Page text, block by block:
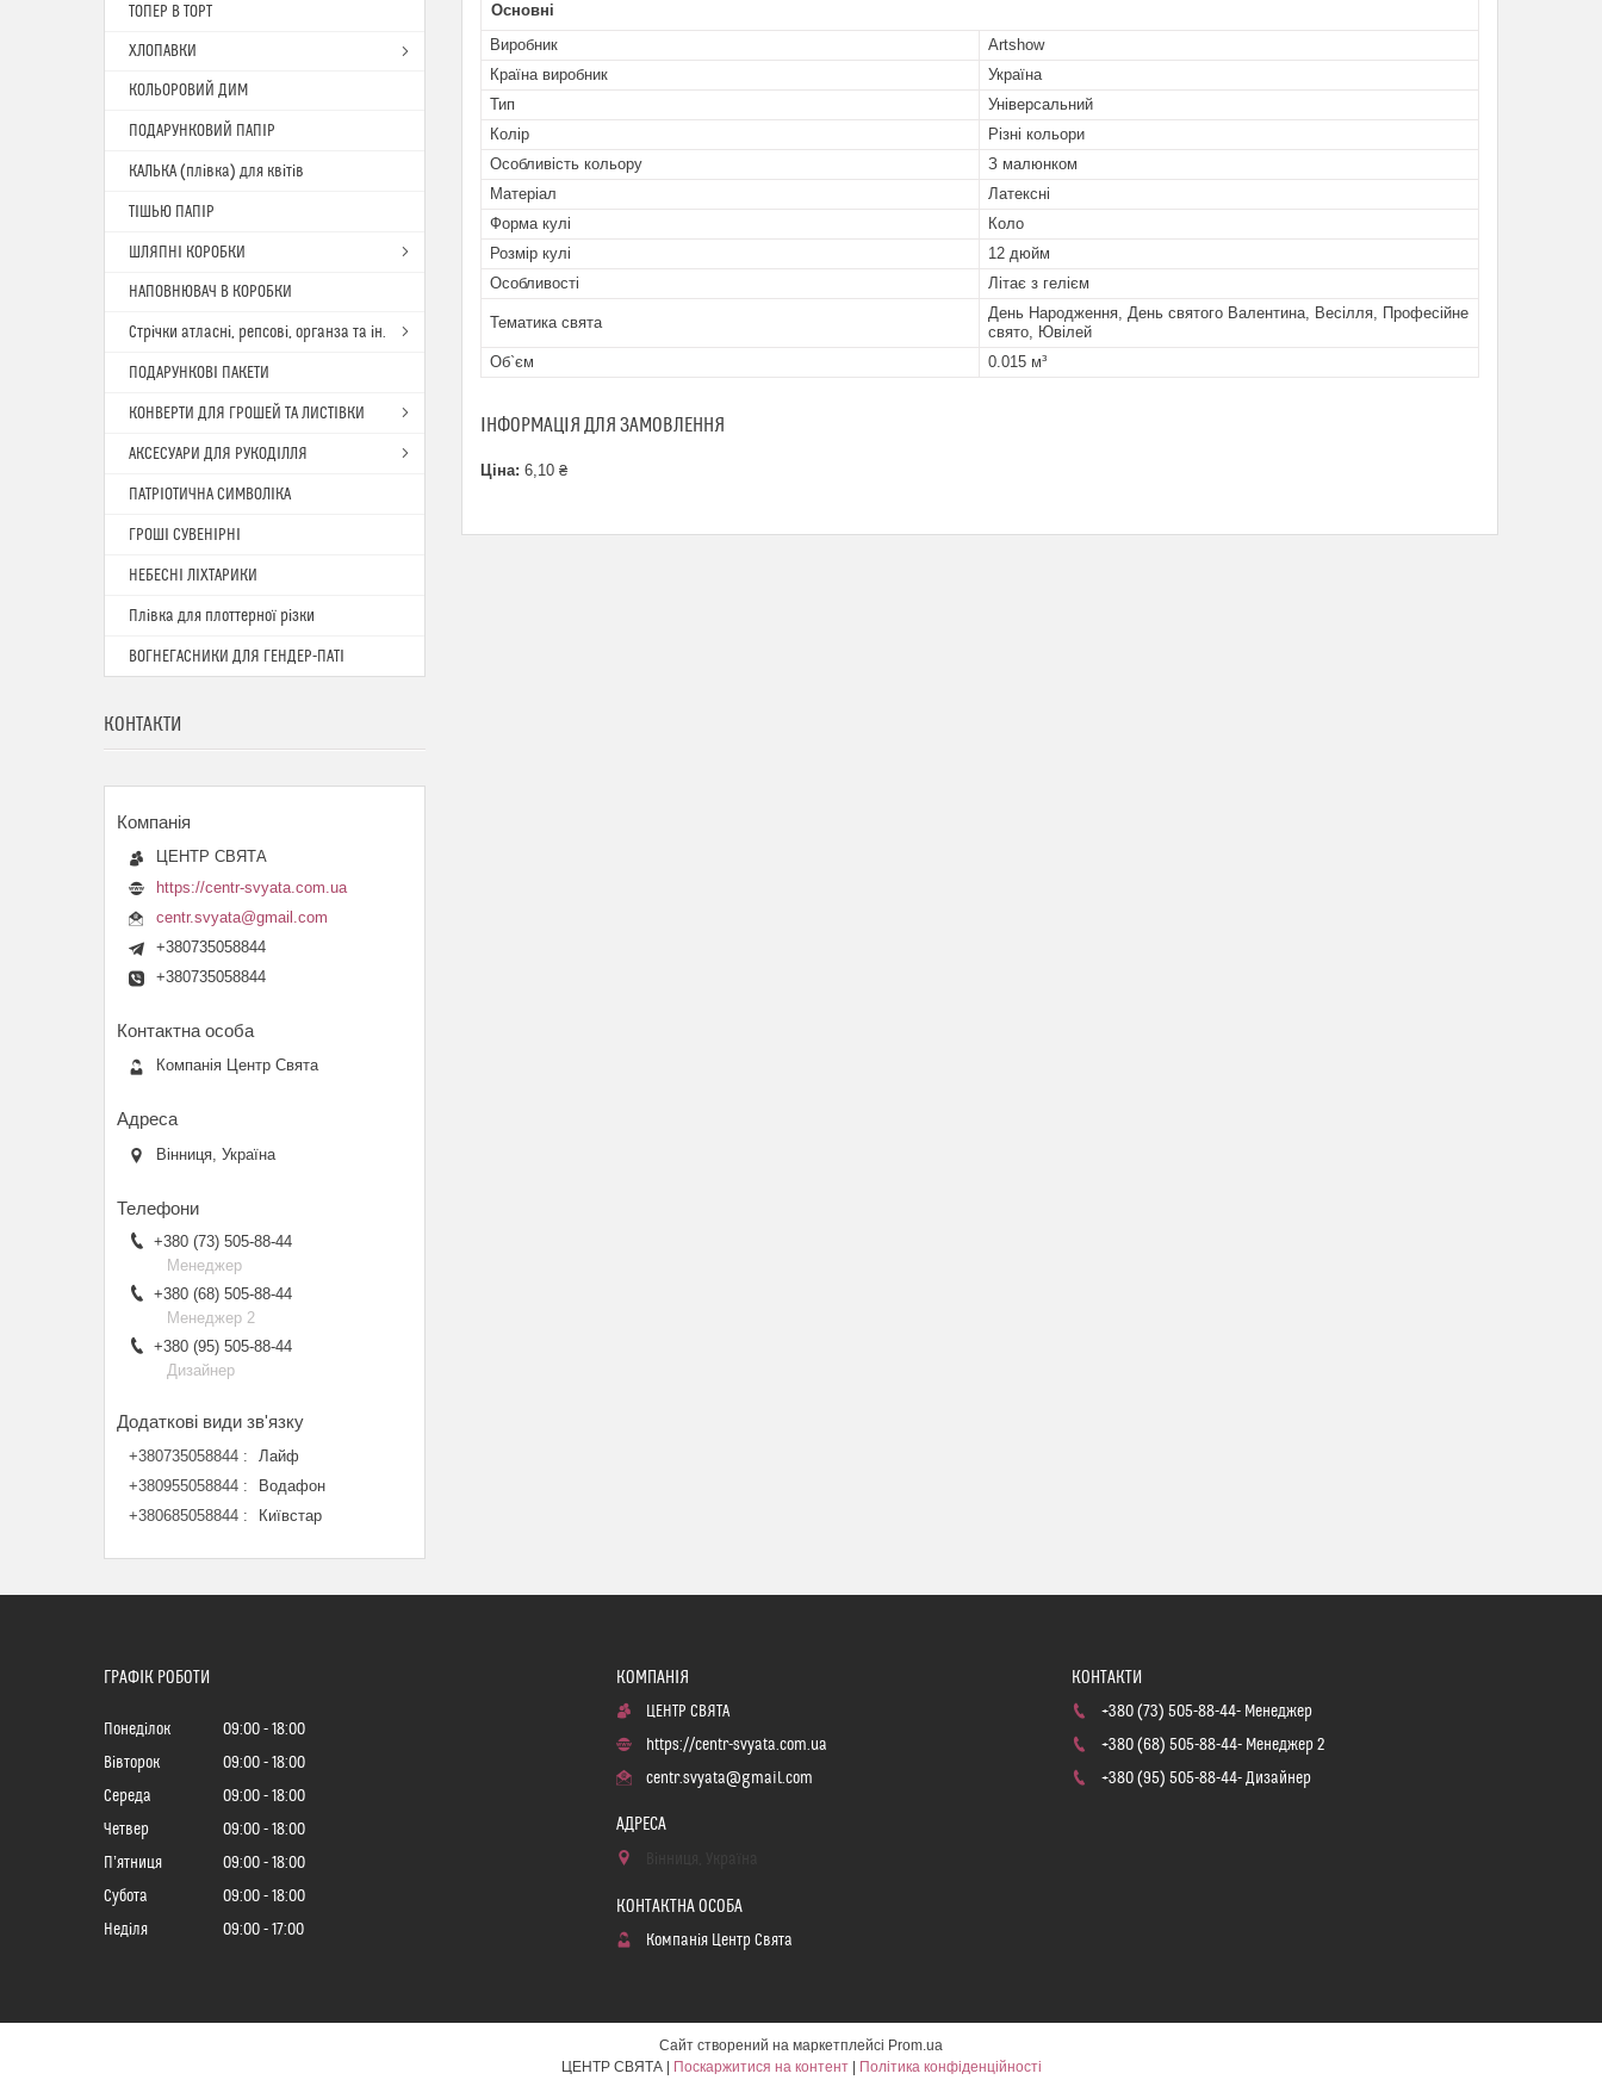
Основні
Виробник
Artshow
Країна виробник
Україна
Тип
Універсальний
Колір
Різні кольори
Особливість кольору
З малюнком
Матеріал
Латексні
Форма кулі
Коло
Розмір кулі
12 дюйм
Особливості
Літає з гелієм
Тематика свята
День Народження, День святого Валентина, Весілля, Професійне
свято, Ювілей
Об`єм
0.015 м³
ІНФОРМАЦІЯ ДЛЯ ЗАМОВЛЕННЯ
Ціна: 6,10 ₴
ТОПЕР В ТОРТ
ХЛОПАВКИ
КОЛЬОРОВИЙ ДИМ
ПОДАРУНКОВИЙ ПАПІР
КАЛЬКА (плівка) для квітів
ТІШЬЮ ПАПІР
ШЛЯПНІ КОРОБКИ
НАПОВНЮВАЧ В КОРОБКИ
Стрічки атласні, репсові, органза та ін.
ПОДАРУНКОВІ ПАКЕТИ
КОНВЕРТИ ДЛЯ ГРОШЕЙ ТА ЛИСТІВКИ
АКСЕСУАРИ ДЛЯ РУКОДІЛЛЯ
ПАТРІОТИЧНА СИМВОЛІКА
ГРОШІ СУВЕНІРНІ
НЕБЕСНІ ЛІХТАРИКИ
Плівка для плоттерної різки
ВОГНЕГАСНИКИ ДЛЯ ГЕНДЕР-ПАТІ
КОНТАКТИ
ЦЕНТР СВЯТА
https://centr-svyata.com.ua
centr.svyata@gmail.com
+380735058844
+380735058844
Компанія Центр Свята
Вінниця, Україна
+380 (73) 505-88-44
Менеджер
+380 (68) 505-88-44
Менеджер 2
+380 (95) 505-88-44
Дизайнер
+380735058844
Лайф
+380955058844
Водафон
+380685058844
Київстар
ГРАФІК РОБОТИ
Понеділок 09:00
18:00
Вівторок
09:00
18:00
Середа
09:00
18:00
Четвер
09:00
18:00
Пʼятниця
09:00
18:00
Субота
09:00
18:00
Неділя
09:00 17:00
ЦЕНТР СВЯТА
https://centr-svyata.com.ua
centr.svyata@gmail.com
Компанія Центр Свята
+380 (73) 505-88-44 Менеджер
+380 (68) 505-88-44 Менеджер 2
+380 (95) 505-88-44 Дизайнер
Сайт створений на маркетплейсі Prom.ua
ЦЕНТР СВЯТА | Поскаржитися на контент | Політика конфіденційності